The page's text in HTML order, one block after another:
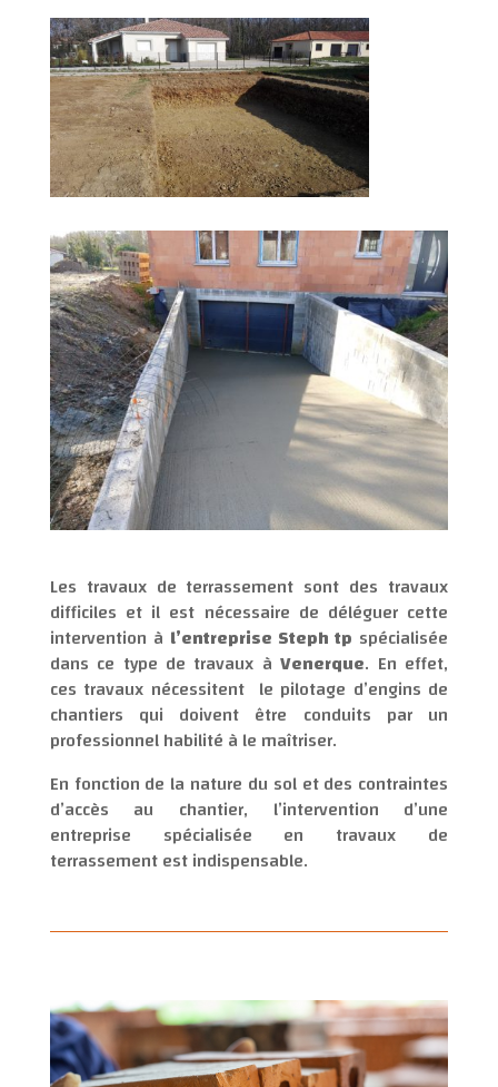
Les travaux de terrassement sont des travaux
difficiles et il est nécessaire de déléguer cette
intervention à l’entreprise Steph tp spécialisée
dans ce type de travaux àVenerque. En effet,
ces travaux nécessitent le pilotage d’engins de
chantiers qui doivent être conduits par un
professionnel habilité à le maîtriser.
En fonction de la nature du sol et des contraintes
d’accès au chantier, l’intervention d’une
entreprise spécialisée en travaux de
terrassement est indispensable.